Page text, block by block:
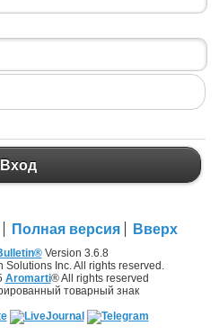
Вход
Полная версия Вверх
Version 3.6.8
Inc. All rights reserved.
Aromarti® All rights reserved
товарный знак